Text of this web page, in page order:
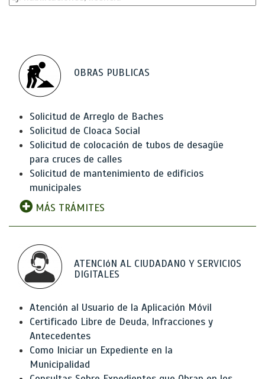
OBRAS PUBLICAS
Solicitud de Arreglo de Baches
Solicitud de Cloaca Social
Solicitud de colocación de tubos de desagüe
para cruces de calles
Solicitud de mantenimiento de edificios
municipales
MÁS TRÁMITES
ATENCIóN AL CIUDADANO Y SERVICIOS
DIGITALES
Atención al Usuario de la Aplicación Móvil
Certificado Libre de Deuda, Infracciones y
Antecedentes
Como Iniciar un Expediente en la
Municipalidad